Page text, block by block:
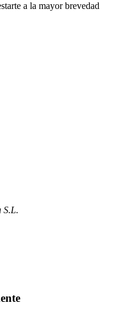
a la mayor brevedad
S.L.